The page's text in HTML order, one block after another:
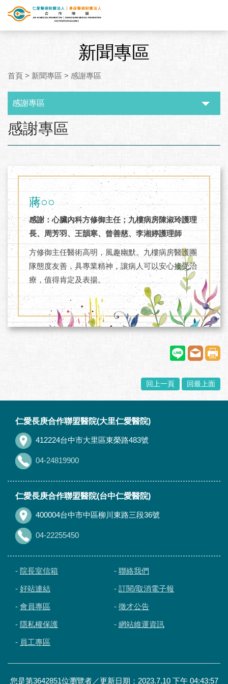
新聞專區
首頁 > 新聞專區 > 感謝專區
感謝專區
感謝專區
蔣○○
感謝：心臟內科方修御主任；九樓病房陳淑玲護理
長、周芳羽、王韻寒、曾善慈、李湘婷護理師
方修御主任醫術高明，風趣幽默。九樓病房醫護團
隊態度友善，具專業精神，讓病人可以安心接受治
療，值得肯定及表揚。
回上一頁 回最上面
仁愛長庚合作聯盟醫院(大里仁愛醫院)
412224台中市大里區東榮路483號
04-24819900
仁愛長庚合作聯盟醫院(台中仁愛醫院)
400004台中市中區柳川東路三段36號
04-22255450
- 院長室信箱 - 聯絡我們
- 好站連結 - 訂閱/取消電子報
- 會員專區 - 徵才公告
- 隱私權保護 - 網站維運資訊
- 員工專區
您是第3642851位瀏覽者／更新日期：2023.7.10 下午 04:43:57